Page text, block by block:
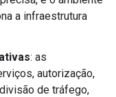
a infraestrutura
: as
autorização,
de tráfego,